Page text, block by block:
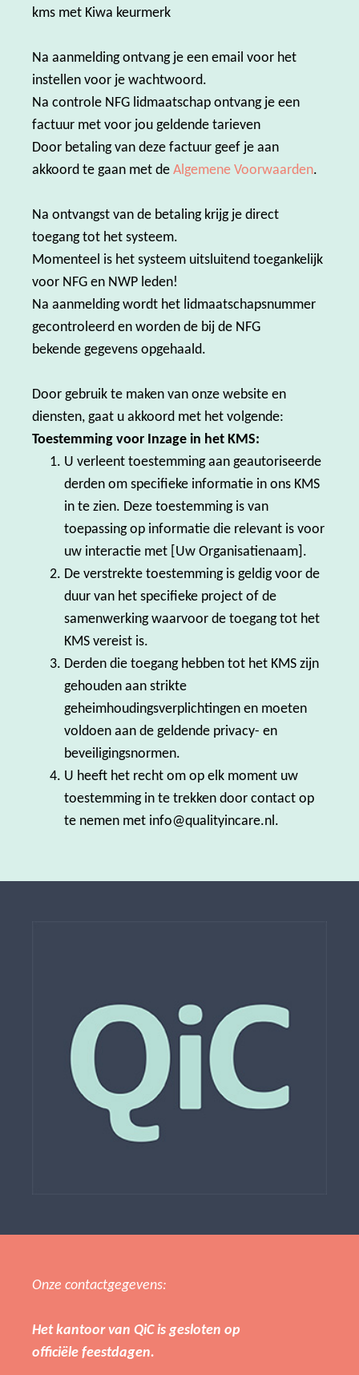
kms met Kiwa keurmerk
Na aanmelding ontvang je een email voor het
instellen voor je wachtwoord.
Na controle NFG lidmaatschap ontvang je een
factuur met voor jou geldende tarieven
Door betaling van deze factuur geef je aan
akkoord te gaan met de Algemene Voorwaarden.
Na ontvangst van de betaling krijg je direct
toegang tot het systeem.
Momenteel is het systeem uitsluitend toegankelijk
voor NFG en NWP leden!
Na aanmelding wordt het lidmaatschapsnummer
gecontroleerd en worden de bij de NFG
bekende gegevens opgehaald.
Door gebruik te maken van onze website en
diensten, gaat u akkoord met het volgende:
Toestemming voor Inzage in het KMS:
U verleent toestemming aan geautoriseerde
derden om specifieke informatie in ons KMS
in te zien. Deze toestemming is van
toepassing op informatie die relevant is voor
uw interactie met [Uw Organisatienaam].
De verstrekte toestemming is geldig voor de
duur van het specifieke project of de
samenwerking waarvoor de toegang tot het
KMS vereist is.
Derden die toegang hebben tot het KMS zijn
gehouden aan strikte
geheimhoudingsverplichtingen en moeten
voldoen aan de geldende privacy- en
beveiligingsnormen.
U heeft het recht om op elk moment uw
toestemming in te trekken door contact op
te nemen met info@qualityincare.nl.
Onze contactgegevens:
Het kantoor van QiC is gesloten op
officiële feestdagen.